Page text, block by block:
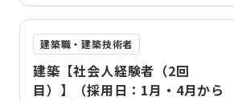
建築職・建築技術者
建築【社会人経験者（2回
目）】（採用日：1月・4月から